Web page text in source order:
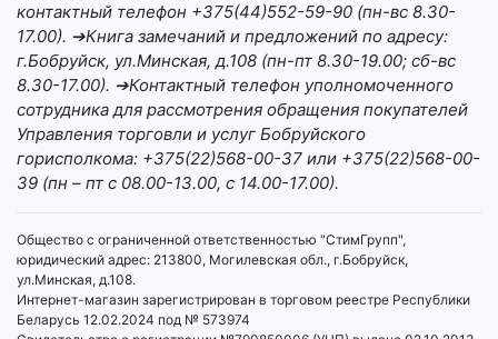
контактный телефон +375(44)552-59-90 (пн-вс 8.30-
17.00). ➔Книга замечаний и предложений по адресу:
г.Бобруйск, ул.Минская, д.108 (пн-пт 8.30-19.00; сб-вс
8.30-17.00). ➔Контактный телефон уполномоченного
сотрудника для рассмотрения обращения покупателей
Управления торговли и услуг Бобруйского
горисполкома: +375(22)568-00-37 или +375(22)568-00-
39 (пн – пт с 08.00-13.00, с 14.00-17.00).
Общество с ограниченной ответственностью "СтимГрупп",
юридический адрес: 213800, Могилевская обл., г.Бобруйск,
ул.Минская, д.108.
Интернет-магазин зарегистрирован в торговом реестре Республики
Беларусь 12.02.2024 под № 573974